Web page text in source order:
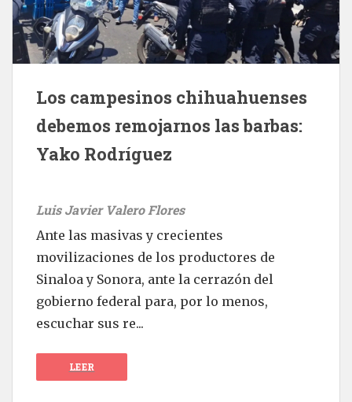
Los campesinos chihuahuenses
debemos remojarnos las barbas:
Yako Rodríguez
Luis Javier Valero Flores
Ante las masivas y crecientes
movilizaciones de los productores de
Sinaloa y Sonora, ante la cerrazón del
gobierno federal para, por lo menos,
escuchar sus re...
LEER